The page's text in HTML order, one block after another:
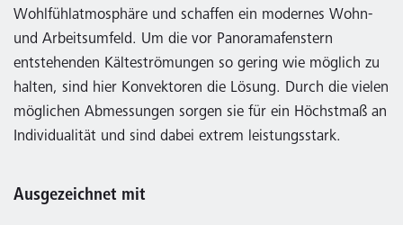
Wohlfühlatmosphäre und schaffen ein modernes Wohn-
und Arbeitsumfeld. Um die vor Panoramafenstern
entstehenden Kälteströmungen so gering wie möglich zu
halten, sind hier Konvektoren die Lösung. Durch die vielen
möglichen Abmessungen sorgen sie für ein Höchstmaß an
Individualität und sind dabei extrem leistungsstark.
Ausgezeichnet mit